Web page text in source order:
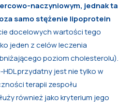
naczyniowym, jednak ta
samo stężenie lipoprotein
docelowych wartości tego
jeden z celów leczenia
poziom cholesterolu).
przydatny jest nie tylko w
terapii zespołu
również jako kryterium jego